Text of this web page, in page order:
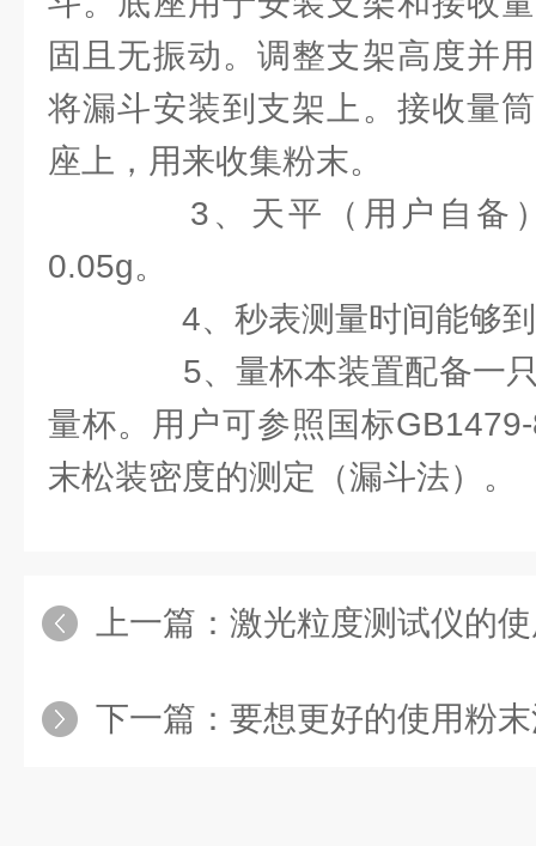
固且无振动。调整支架高度并
将漏斗安装到支架上。接收量
座上，用来收集粉末。
3、天平（用户自备）
0.05g。
4、秒表测量时间能够到
5、量杯本装置配备一只
量杯。用户可参照国标
末松装密度的测定（漏斗法）。
上一篇： 激光粒度测试仪的
下一篇： 要想更好的使用粉末流动性